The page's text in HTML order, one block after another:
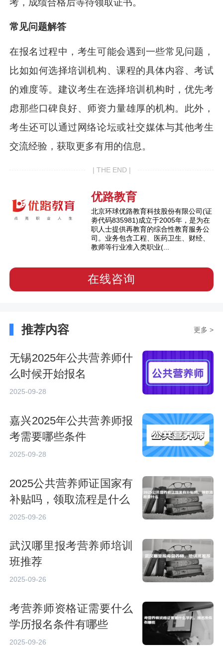
常见问题解答
在报名过程中，考生可能会遇到一些常见问题，
比如如何选择培训机构、课程的具体内容、考试
的难度等。建议考生在选择培训机构时，优先考
虑那些口碑良好、师资力量雄厚的机构。此外，
考生还可以通过网络论坛或社交媒体与其他考生
交流经验，获取更多有用的信息。
| THE END |
优路教育
北京环球优路教育科技股份有限公司(证
劵代码835981)成立于2005年，是为在
职人士提供再教育的综合性教育服务公
司。业务包含工程、医药卫生、财经、
教师等行业准入类职业(...
在线咨询
推荐内容 更多 >
无锡2025年公共营养师什
么时候开始报名
2025-09-28
嘉兴2025年公共营养师报
考需要哪些条件
2025-09-28
2025公共营养师证国家有
补贴吗，领取流程是什么
2025-09-26
武汉哪里报考营养师培训
班推荐
2025-09-26
考营养师资格证需要什么
学历报名条件有哪些
2025-09-26